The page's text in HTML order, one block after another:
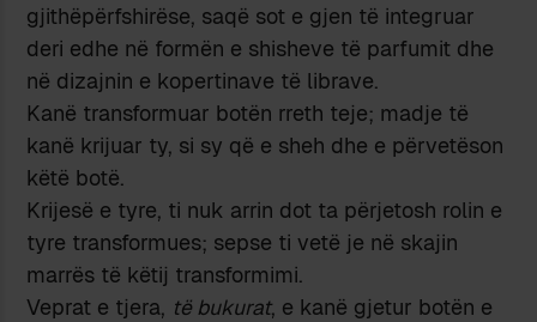
gjithëpërfshirëse, saqë sot e gjen të integruar
deri edhe në formën e shisheve të parfumit dhe
në dizajnin e kopertinave të librave.
Kanë transformuar botën rreth teje; madje të
kanë krijuar ty, si sy që e sheh dhe e përvetëson
këtë botë.
Krijesë e tyre, ti nuk arrin dot ta përjetosh rolin e
tyre transformues; sepse ti vetë je në skajin
marrës të këtij transformimi.
Veprat e tjera, të bukurat, e kanë gjetur botën e